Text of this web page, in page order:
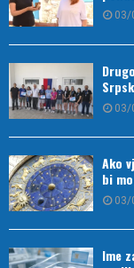
03/
03/
Ako
bi
03/
Ime